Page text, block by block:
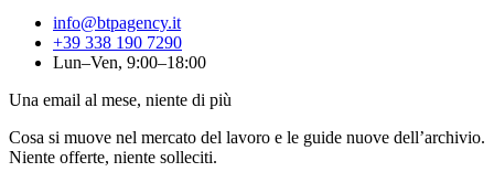
info@btpagency.it
+39 338 190 7290
Lun–Ven, 9:00–18:00
Una email al mese, niente di più
Cosa si muove nel mercato del lavoro e le guide nuove dell’archivio.
Niente offerte, niente solleciti.